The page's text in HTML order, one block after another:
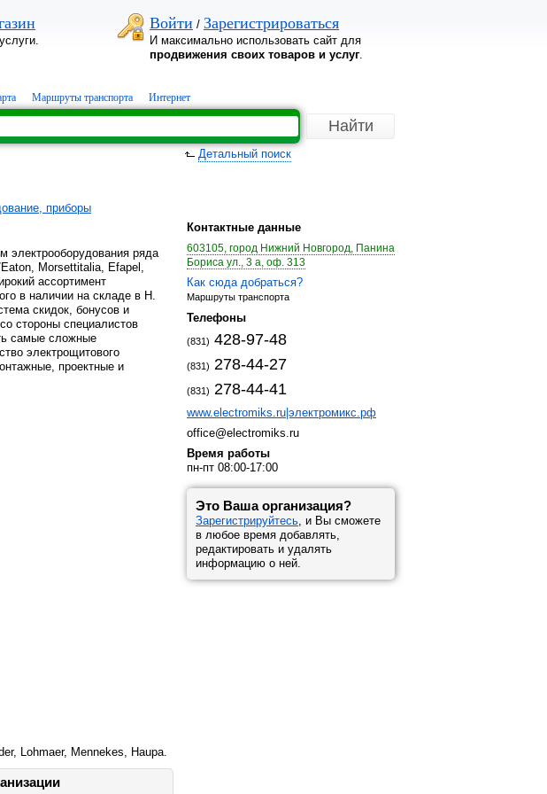
Войти / Зарегистрироваться
И максимально использовать сайт для
продвижения своих товаров и услуг.
Маршруты транспорта Интернет
Детальный поиск
приборы
ряда
Morsettitalia, Efapel,
ассортимент
в наличии на складе в Н.
скидок, бонусов и
стороны специалистов
самые сложные
электрощитового
проектные и
Lohmaer, Mennekes, Haupa.
Контактные данные
603105, город Нижний Новгород, Панина
Бориса ул., 3 а, оф. 313
Как сюда добраться?
Маршруты транспорта
Телефоны
(831) 428-97-48
(831) 278-44-27
(831) 278-44-41
www.electromiks.ru|электромикс.рф
office@electromiks.ru
Время работы
пн-пт 08:00-17:00
Это Ваша организация?
Зарегистрируйтесь, и Вы сможете
в любое время добавлять,
редактировать и удалять
информацию о ней.